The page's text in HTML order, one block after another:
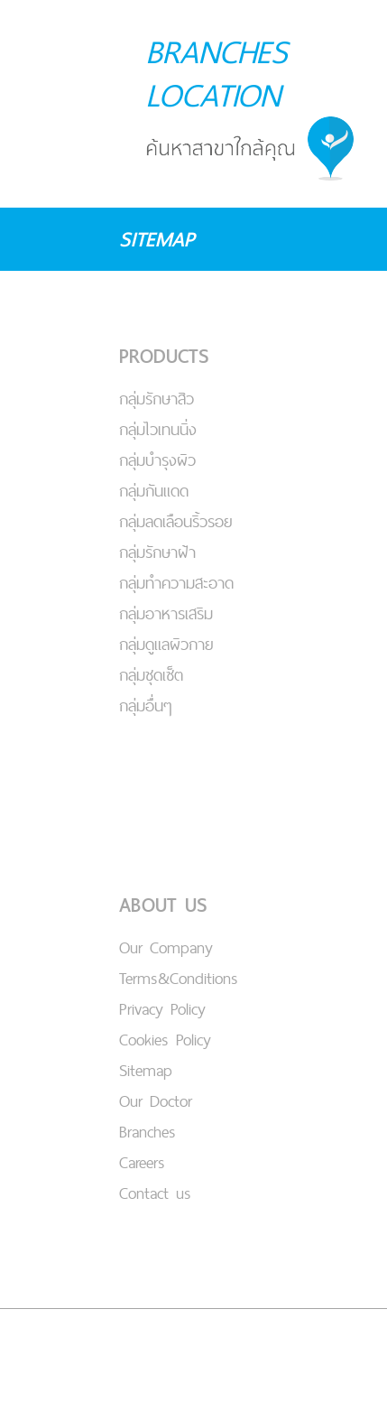
BRANCHES
LOCATION
SITEMAP
PRODUCTS
กลุ่มรักษาสิว
กลุ่มไวเทนนิ่ง
กลุ่มบำรุงผิว
กลุ่มกันแดด
กลุ่มลดเลือนริ้วรอย
กลุ่มรักษาฝ้า
กลุ่มทำความสะอาด
กลุ่มอาหารเสริม
กลุ่มดูแลผิวกาย
กลุ่มชุดเซ็ต
กลุ่มอื่นๆ
ABOUT US
Our Company
Terms&Conditions
Privacy Policy
Cookies Policy
Sitemap
Our Doctor
Branches
Careers
Contact us